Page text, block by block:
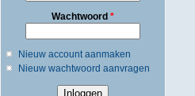
Wachtwoord *
Nieuw account aanmaken
Nieuw wachtwoord aanvragen